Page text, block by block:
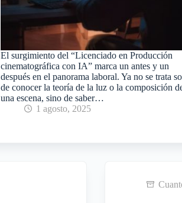
El surgimiento del “Licenciado en Producción
cinematográfica con IA” marca un antes y un
después en el panorama laboral. Ya no se trata
de conocer la teoría de la luz o la composición
una escena, sino de saber…
1 agosto, 2025